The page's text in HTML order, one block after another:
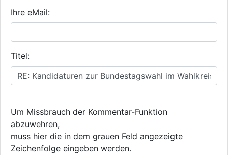
Ihre eMail:
Titel:
Um Missbrauch der Kommentar-Funktion
abzuwehren,
muss hier die in dem grauen Feld angezeigte
Zeichenfolge eingeben werden.